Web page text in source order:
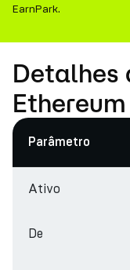
EarnPark.
Detalhes
Parâmetro
Ativo
De